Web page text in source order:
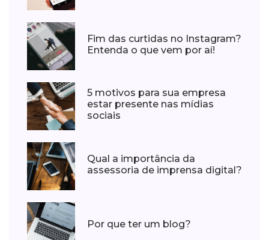
Fim das curtidas no Instagram?
Entenda o que vem por aí!
5 motivos para sua empresa
estar presente nas mídias
sociais
Qual a importância da
assessoria de imprensa digital?
Por que ter um blog?